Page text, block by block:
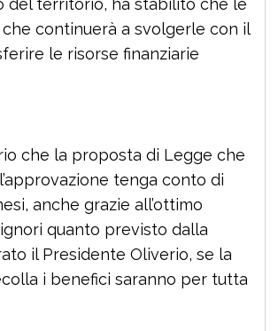
del territorio, ha stabilito che le
continuerà a svolgerle con il
le risorse finanziarie
che la proposta di Legge che
tenga conto di
anche grazie all’ottimo
quanto previsto dalla
il Presidente Oliverio, se la
i benefici saranno per tutta